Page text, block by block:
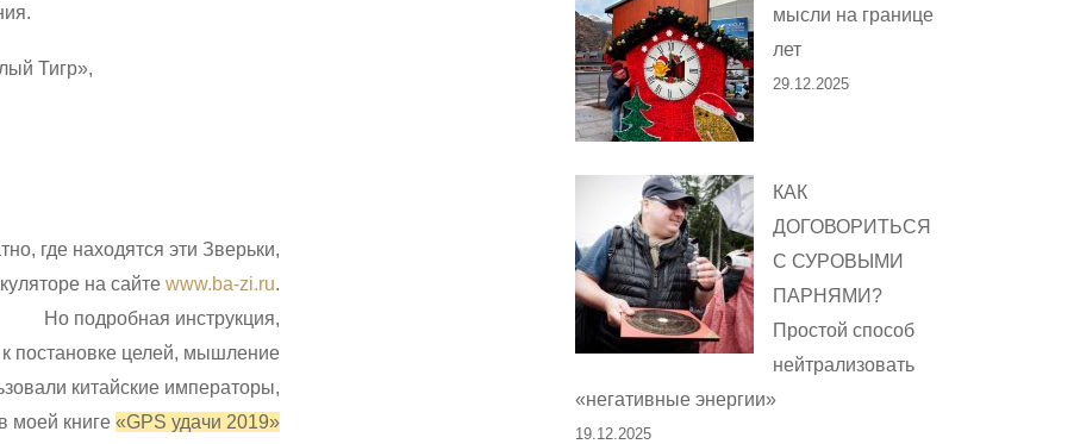
Тигр»,
где находятся эти Зверьки,
на сайте www.ba-zi.ru.
Но подробная инструкция,
постановке целей, мышление
китайские императоры,
в моей книге «GPS удачи 2019»
мысли на границе
лет
29.12.2025
КАК
ДОГОВОРИТЬСЯ
С СУРОВЫМИ
ПАРНЯМИ?
Простой способ
нейтрализовать
«негативные энергии»
19.12.2025